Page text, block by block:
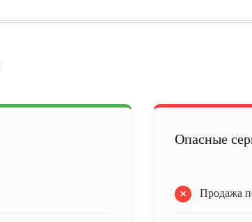
Опасные
Продажа